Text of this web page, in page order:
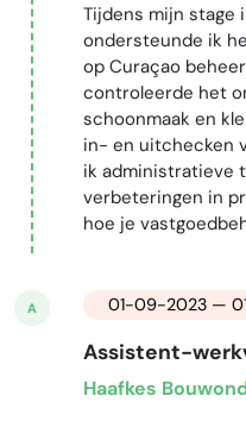
Tijdens mijn stage
ondersteunde ik
op Curaçao
controleerde het
schoonmaak en
in- en uitchecken
ik administratieve
verbeteringen in
hoe je
A 01-09-2023 —
Assistent-
Haafkes